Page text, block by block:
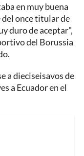
en muy buena
del once titular de
duro de aceptar",
del Borussia
a dieciseisavos de
a Ecuador en el